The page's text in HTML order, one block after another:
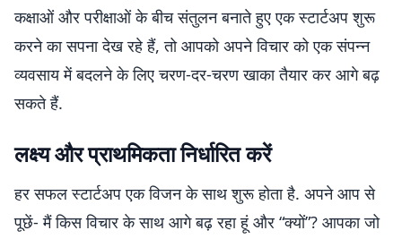
कक्षाओं और परीक्षाओं के बीच संतुलन बनाते हुए एक स्टार्टअप शुरू
करने का सपना देख रहे हैं, तो आपको अपने विचार को एक संपन्न
व्यवसाय में बदलने के लिए चरण-दर-चरण खाका तैयार कर आगे बढ़
सकते हैं.
लक्ष्य और प्राथमिकता निर्धारित करें
हर सफल स्टार्टअप एक विजन के साथ शुरू होता है. अपने आप से
पूछें- मैं किस विचार के साथ आगे बढ़ रहा हूं और “क्यों”? आपका जो